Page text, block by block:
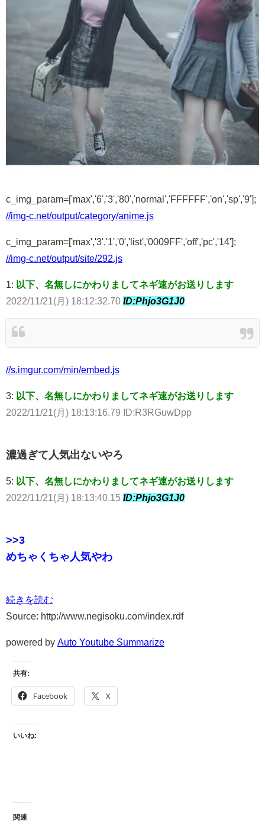
c_img_param=['max','6','3','80','normal','FFFFFF','on','sp','9'];
//img-c.net/output/category/anime.js
c_img_param=['max','3','1','0','list','0009FF','off','pc','14'];
//img-c.net/output/site/292.js
1: 以下、名無しにかわりましてネギ速がお送りします
2022/11/21(月) 18:12:32.70 ID:Phjo3G1J0
//s.imgur.com/min/embed.js
3: 以下、名無しにかわりましてネギ速がお送りします
2022/11/21(月) 18:13:16.79 ID:R3RGuwDpp
濃過ぎて人気出ないやろ
5: 以下、名無しにかわりましてネギ速がお送りします
2022/11/21(月) 18:13:40.15 ID:Phjo3G1J0
>>3
めちゃくちゃ人気やわ
続きを読む
Source: http://www.negisoku.com/index.rdf
powered by Auto Youtube Summarize
共有:
Facebook X
いいね:
関連